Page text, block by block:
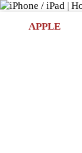
APPLE